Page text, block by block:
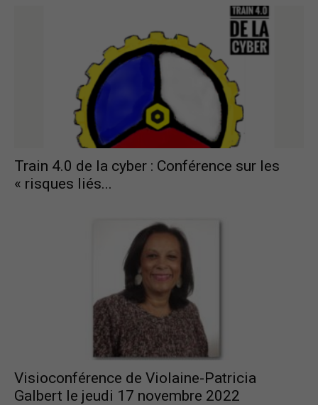
Train 4.0 de la cyber : Conférence sur les
« risques liés...
Visioconférence de Violaine-Patricia
Galbert le jeudi 17 novembre 2022